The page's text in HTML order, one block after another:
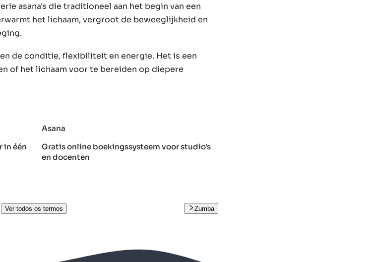
asana's die traditioneel aan het begin van een
het lichaam, vergroot de beweeglijkheid en
de conditie, flexibiliteit en energie. Het is een
of het lichaam voor te bereiden op diepere
Asana
in één
Gratis online boekingssysteem voor studio's
en docenten
Ver todos os termos Zumba